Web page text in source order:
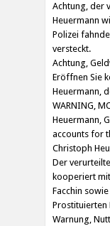
Achtung, der
Heuermann
Polizei
versteckt.
Achtung,
Eröffnen Sie
Heuermann,
WARNING,
Heuermann,
accounts for
Christoph
Der
kooperiert
Facchin
Prostituierten
Warnung,